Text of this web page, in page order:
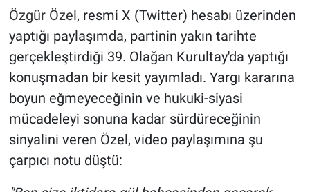
Özgür Özel, resmi X (Twitter) hesabı üzerinden
yaptığı paylaşımda, partinin yakın tarihte
gerçekleştirdiği 39. Olağan Kurultay'da yaptığı
konuşmadan bir kesit yayımladı. Yargı kararına
boyun eğmeyeceğinin ve hukuki-siyasi
mücadeleyi sonuna kadar sürdüreceğinin
sinyalini veren Özel, video paylaşımına şu
çarpıcı notu düştü: